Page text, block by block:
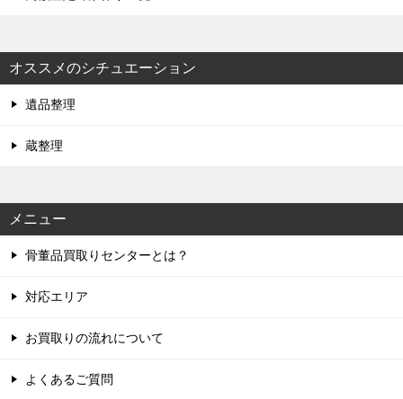
オススメのシチュエーション
遺品整理
蔵整理
メニュー
骨董品買取りセンターとは？
対応エリア
お買取りの流れについて
よくあるご質問